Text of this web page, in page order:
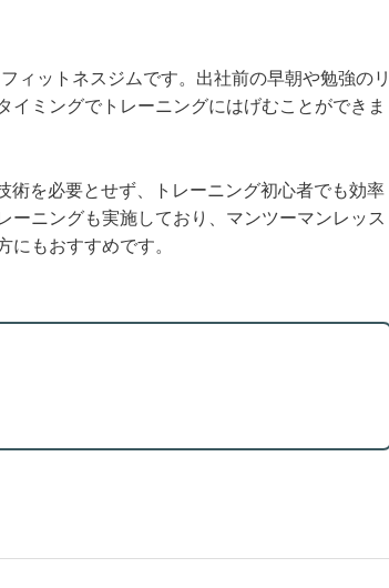
ィットネスジムです。出社前の早朝や勉強のリ
ミングでトレーニングにはげむことができま
術を必要とせず、トレーニング初心者でも効率
ーニングも実施しており、マンツーマンレッス
にもおすすめです。